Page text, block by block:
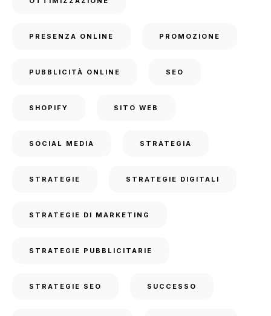
PRESENZA ONLINE PROMOZIONE
PUBBLICITÀ ONLINE SEO
SHOPIFY SITO WEB
SOCIAL MEDIA STRATEGIA
STRATEGIE STRATEGIE DIGITALI
STRATEGIE DI MARKETING
STRATEGIE PUBBLICITARIE
STRATEGIE SEO SUCCESSO